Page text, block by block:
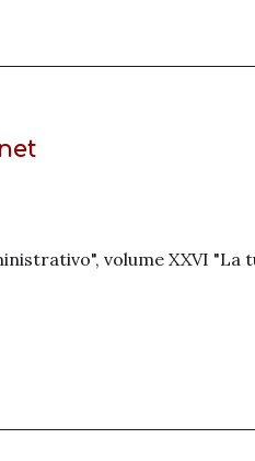
volume XXVI "La